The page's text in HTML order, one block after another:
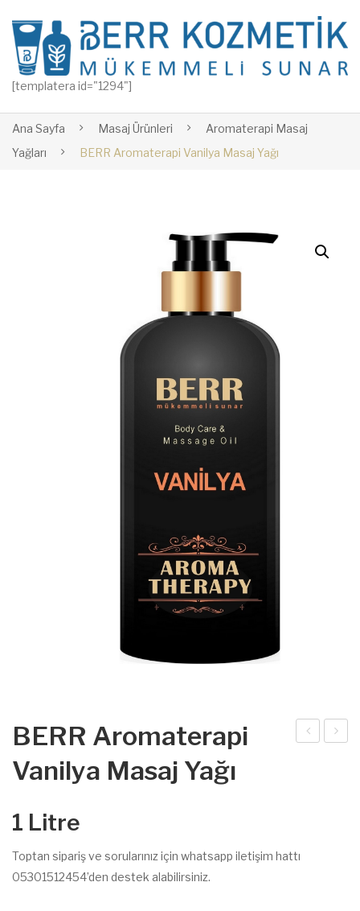
[templatera id="1294"]
Ana Sayfa Masaj Ürünleri
Aromaterapi Masaj
Yağları
BERR Aromaterapi Vanilya Masaj Yağı
BERR Aromaterapi
Vanilya Masaj Yağı
1 Litre
Toptan sipariş ve sorularınız için whatsapp iletişim hattı
05301512454’den destek alabilirsiniz.